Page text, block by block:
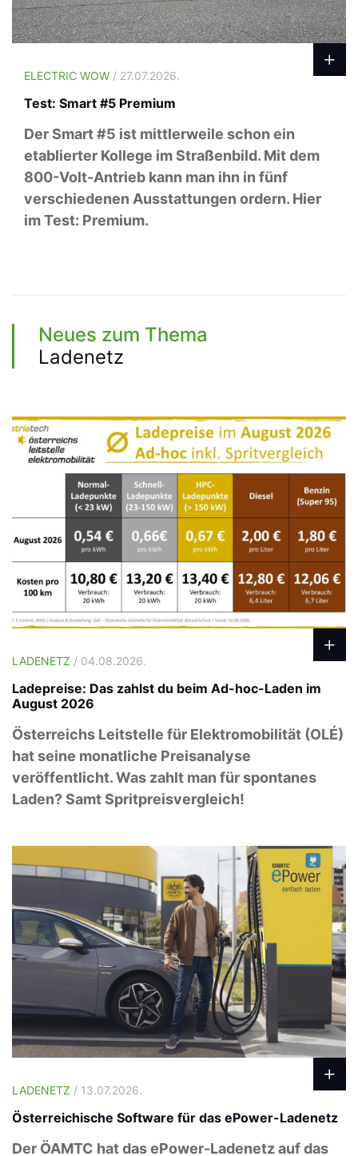
ELECTRIC WOW / 27.07.2026.
Test: Smart #5 Premium
Der Smart #5 ist mittlerweile schon ein
etablierter Kollege im Straßenbild. Mit dem
800-Volt-Antrieb kann man ihn in fünf
verschiedenen Ausstattungen ordern. Hier
im Test: Premium.
Neues zum Thema
Ladenetz
LADENETZ / 04.08.2026.
Ladepreise: Das zahlst du beim Ad-hoc-Laden im
August 2026
Österreichs Leitstelle für Elektromobilität (OLÉ)
hat seine monatliche Preisanalyse
veröffentlicht. Was zahlt man für spontanes
Laden? Samt Spritpreisvergleich!
LADENETZ / 13.07.2026.
Österreichische Software für das ePower-Ladenetz
Der ÖAMTC hat das ePower-Ladenetz auf das